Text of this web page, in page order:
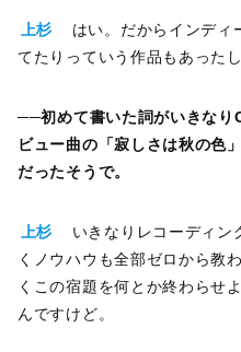
上杉
はい。だからインディ
てたりっていう作品もあったし
──初めて書いた詞がいきな
ビュー曲の「寂しさは秋の色
だったそうで。
上杉
いきなりレコーディン
くノウハウも全部ゼロから教
くこの宿題を何とか終わらせ
んですけど。